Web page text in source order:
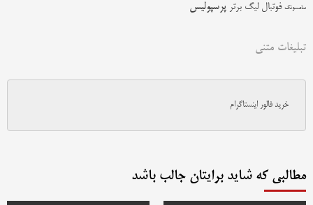
سامسونگ فوتبال لیگ برتر پرسپولیس
تبلیغات متنی
خرید فالور اینستاگرام
مطالبی که شاید برایتان جالب باشد